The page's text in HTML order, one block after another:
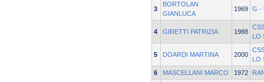
3
BORTOLAN
GIANLUCA
1969 G -
4 GIRETTI PATRIZIA 1988
LO
5 DOARDI MARTINA 2000
LO
6
MASCELLANI MARCO 1972